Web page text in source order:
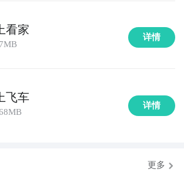
看家
详情
飞车
详情
更多